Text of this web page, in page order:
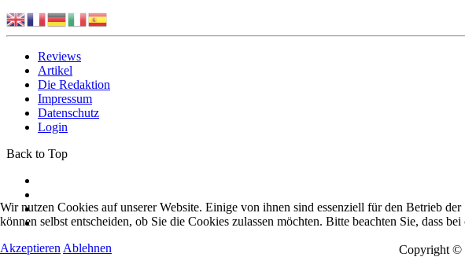
Reviews
Artikel
Die Redaktion
Impressum
Datenschutz
Login
Back to Top
Copyright ©
Wir nutzen Cookies auf unserer Website. Einige von ihnen sind essenziell für den Betrieb
können selbst entscheiden, ob Sie die Cookies zulassen möchten. Bitte beachten Sie, dass
Akzeptieren Ablehnen